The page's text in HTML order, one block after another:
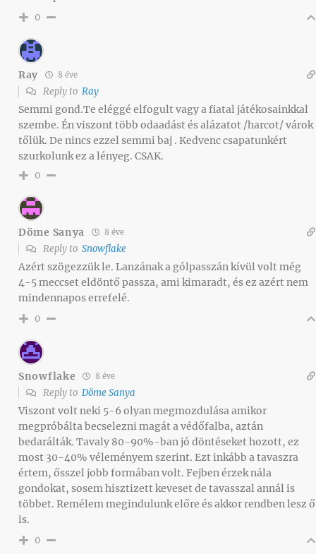
0
Ray 8 éve
Reply to Ray
Semmi gond.Te eléggé elfogult vagy a fiatal játékosainkkal
szembe. Én viszont több odaadást és alázatot /harcot/ várok
tőlük. De nincs ezzel semmi baj . Kedvenc csapatunkért
szurkolunk ez a lényeg. CSAK.
0
Döme Sanya 8 éve
Reply to Snowflake
Azért szögezzük le. Lanzának a gólpasszán kívül volt még
4-5 meccset eldöntő passza, ami kimaradt, és ez azért nem
mindennapos errefelé.
0
Snowflake 8 éve
Reply to Döme Sanya
Viszont volt neki 5-6 olyan megmozdulása amikor
megpróbálta becselezni magát a védőfalba, aztán
bedarálták. Tavaly 80-90%-ban jó döntéseket hozott, ez
most 30-40% véleményem szerint. Ezt inkább a tavaszra
értem, ősszel jobb formában volt. Fejben érzek nála
gondokat, sosem hisztizett keveset de tavasszal annál is
többet. Remélem megindulunk előre és akkor rendben lesz ő
is.
0